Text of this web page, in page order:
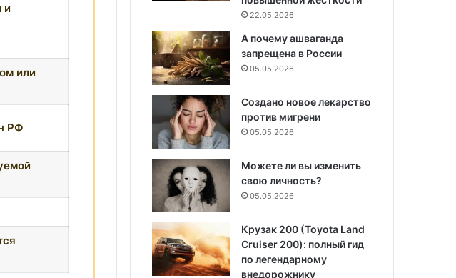
и
или
РФ
22.05.2026
А почему ашваганда
запрещена в России
05.05.2026
Создано новое лекарство
против мигрени
05.05.2026
Можете ли вы изменить
свою личность?
05.05.2026
Крузак 200 (Toyota Land
Cruiser 200): полный гид
по легендарному
внедорожнику